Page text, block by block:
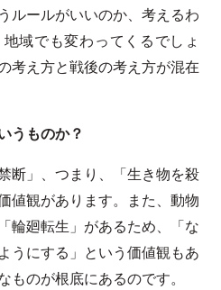
ルールがいいのか、考えるわ
域でも変わってくるでしょ
考え方と戦後の考え方が混在
うものか？
断」、つまり、「生き物を殺
値観があります。また、動物
輪廻転生」があるため、「な
うにする」という価値観もあ
ものが根底にあるのです。